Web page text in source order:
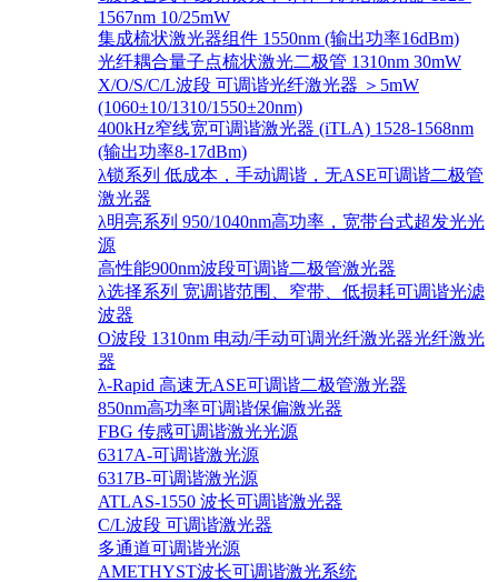
1567nm 10/25mW
集成梳状激光器组件 1550nm (输出功率16dBm)
光纤耦合量子点梳状激光二极管 1310nm 30mW
X/O/S/C/L波段 可调谐光纤激光器 ＞5mW
(1060±10/1310/1550±20nm)
400kHz窄线宽可调谐激光器 (iTLA) 1528-1568nm
(输出功率8-17dBm)
λ锁系列 低成本，手动调谐，无ASE可调谐二极管
激光器
λ明亮系列 950/1040nm高功率，宽带台式超发光光
源
高性能900nm波段可调谐二极管激光器
λ选择系列 宽调谐范围、窄带、低损耗可调谐光滤
波器
O波段 1310nm 电动/手动可调光纤激光器光纤激光
器
λ-Rapid 高速无ASE可调谐二极管激光器
850nm高功率可调谐保偏激光器
FBG 传感可调谐激光光源
6317A-可调谐激光源
6317B-可调谐激光源
ATLAS-1550 波长可调谐激光器
C/L波段 可调谐激光器
多通道可调谐光源
AMETHYST波长可调谐激光系统